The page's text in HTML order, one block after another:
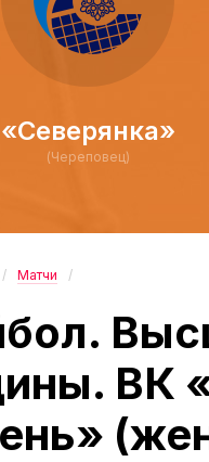
«Северянка»
(Череповец)
Матчи
ВК